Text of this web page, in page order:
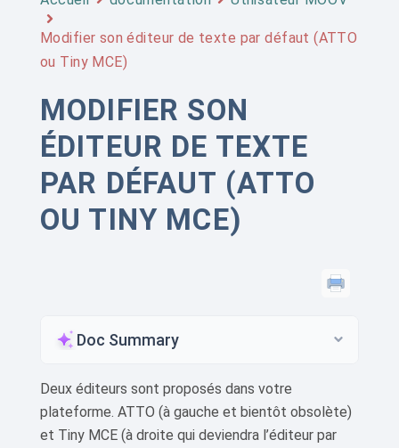
Modifier son éditeur de texte par défaut (ATTO
ou Tiny MCE)
MODIFIER SON
ÉDITEUR DE TEXTE
PAR DÉFAUT (ATTO
OU TINY MCE)
Doc Summary
Deux éditeurs sont proposés dans votre
plateforme. ATTO (à gauche et bientôt obsolète)
et Tiny MCE (à droite qui deviendra l’éditeur par